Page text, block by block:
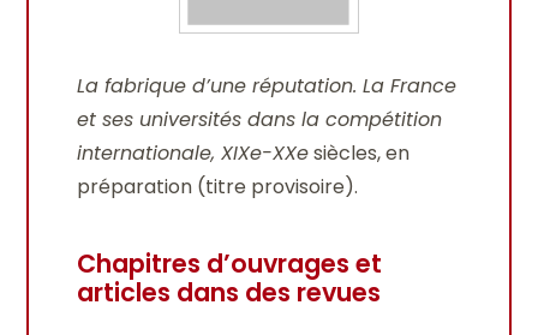
La fabrique d’une réputation. La France
et ses universités dans la compétition
internationale, XIXe-XXesiècles, en
préparation (titre provisoire).
Chapitres d’ouvrages et
articles dans des revues